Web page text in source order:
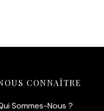
CONNAÎTRE
Sommes-Nous ?